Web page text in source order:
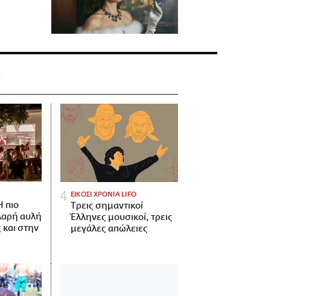
πιο
αυλή
και στην
ΕΙΚΟΣΙ ΧΡΟΝΙΑ LIFO
Tρεις σημαντικοί
Έλληνες μουσικοί, τρεις
μεγάλες απώλειες